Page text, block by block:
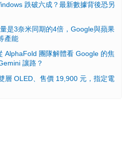
跌破六成？最新數據背後恐另
是3奈米同期的4倍，Google與蘋果
產能
AlphaFold 團隊解體看 Google 的焦
讓路？
層 OLED、售價 19,900 元，指定電